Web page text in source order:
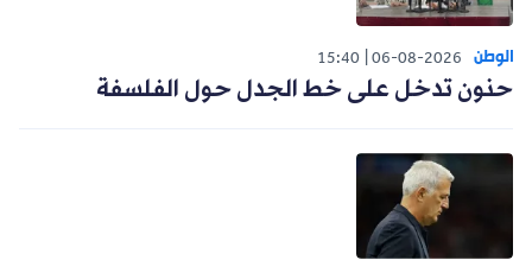
الوطن 06-08-2026
15:40
حنون تدخل على خط الجدل حول الفلسفة